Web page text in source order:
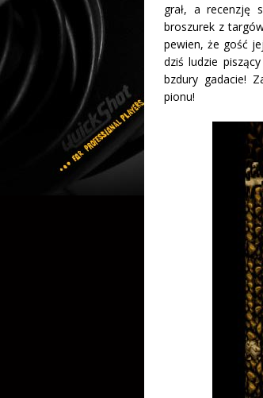
grał, a recenzję
broszurek z
pewien, że gość
dziś ludzie
bzdury gadacie!
pionu!